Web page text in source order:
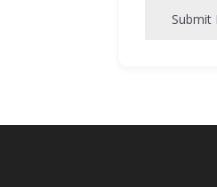
Submit